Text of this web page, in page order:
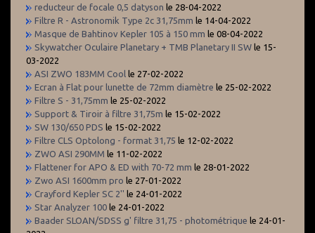
reducteur de focale 0,5 datyson le 28-04-2022
Filtre R - Astronomik Type 2c 31,75mm le 14-04-2022
Masque de Bahtinov Kepler 105 à 150 mm le 08-04-2022
Skywatcher Oculaire Planetary + TMB Planetary II SW le 15-
03-2022
ASI ZWO 183MM Cool le 27-02-2022
Ecran à Flat pour lunette de 72mm diamètre le 25-02-2022
Filtre S - 31,75mm le 25-02-2022
Support & Tiroir à filtre 31,75m le 15-02-2022
SW 130/650 PDS le 15-02-2022
Filtre CLS Optolong - format 31,75 le 12-02-2022
ZWO ASI 290MM le 11-02-2022
Flattener for APO & ED with 70-72 mm le 28-01-2022
Zwo ASI 1600mm pro le 27-01-2022
Crayford Kepler SC 2'' le 24-01-2022
Star Analyzer 100 le 24-01-2022
Baader SLOAN/SDSS g' filtre 31,75 - photométrique le 24-01-